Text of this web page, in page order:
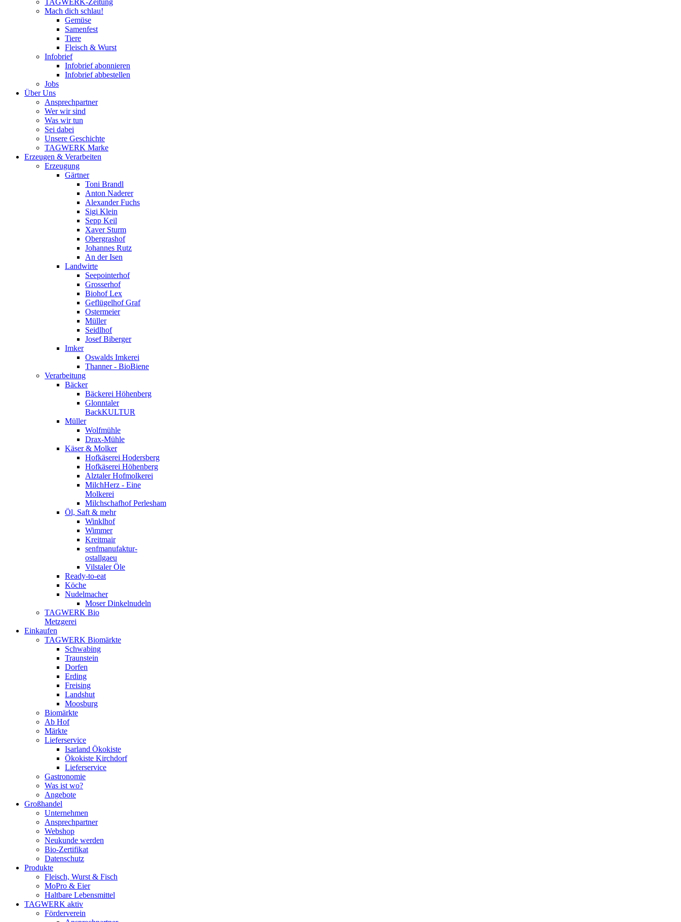
TAGWERK-Zeitung
Mach dich schlau!
Gemüse
Samenfest
Tiere
Fleisch & Wurst
Infobrief
Infobrief abonnieren
Infobrief abbestellen
Jobs
Über Uns
Ansprechpartner
Wer wir sind
Was wir tun
Sei dabei
Unsere Geschichte
TAGWERK Marke
Erzeugen & Verarbeiten
Erzeugung
Gärtner
Toni Brandl
Anton Naderer
Alexander Fuchs
Sigi Klein
Sepp Keil
Xaver Sturm
Obergrashof
Johannes Rutz
An der Isen
Landwirte
Seepointerhof
Grosserhof
Biohof Lex
Geflügelhof Graf
Ostermeier
Müller
Seidlhof
Josef Biberger
Imker
Oswalds Imkerei
Thanner - BioBiene
Verarbeitung
Bäcker
Bäckerei Höhenberg
Glonntaler
BackKULTUR
Müller
Wolfmühle
Drax-Mühle
Käser & Molker
Hofkäserei Hodersberg
Hofkäserei Höhenberg
Alztaler Hofmolkerei
MilchHerz - Eine
Molkerei
Milchschafhof Perlesham
Öl, Saft & mehr
Winklhof
Wimmer
Kreitmair
senfmanufaktur-
ostallgaeu
Vilstaler Öle
Ready-to-eat
Köche
Nudelmacher
Moser Dinkelnudeln
TAGWERK Bio
Metzgerei
Einkaufen
TAGWERK Biomärkte
Schwabing
Traunstein
Dorfen
Erding
Freising
Landshut
Moosburg
Biomärkte
Ab Hof
Märkte
Lieferservice
Isarland Ökokiste
Ökokiste Kirchdorf
Lieferservice
Gastronomie
Was ist wo?
Angebote
Großhandel
Unternehmen
Ansprechpartner
Webshop
Neukunde werden
Bio-Zertifikat
Datenschutz
Produkte
Fleisch, Wurst & Fisch
MoPro & Eier
Haltbare Lebensmittel
TAGWERK aktiv
Förderverein